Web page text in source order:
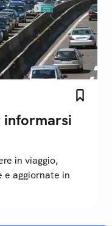
informarsi
in viaggio,
aggiornate in